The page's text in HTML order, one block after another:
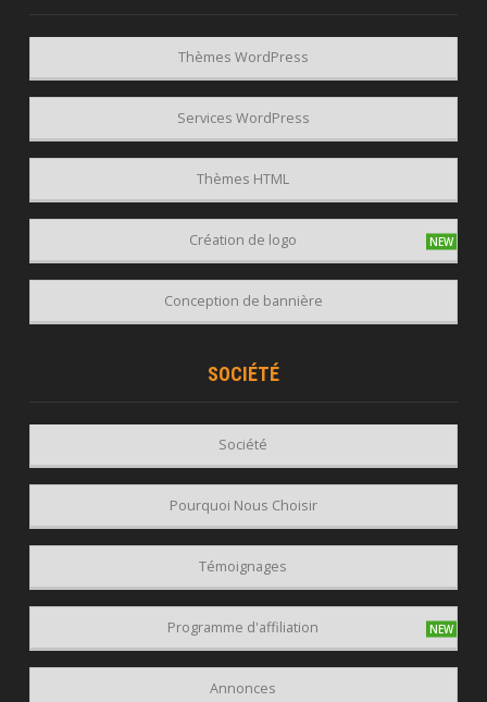
Thèmes WordPress
Thèmes HTML
Création de logo
Conception de bannière
Services WordPress
SOCIÉTÉ
Société
Pourquoi Nous Choisir
Témoignages
Programme d'affiliation
Annonces